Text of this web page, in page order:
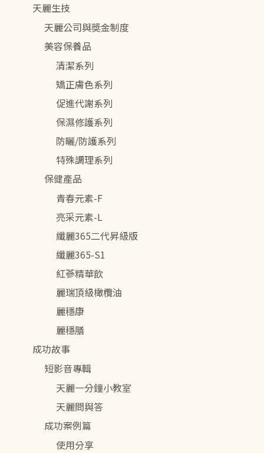
天麗生技
天麗公司與奬金制度
美容保養品
清潔系列
矯正膚色系列
促進代謝系列
保濕修護系列
防曬/防護系列
特殊調理系列
保健產品
青春元素-F
亮采元素-L
纖麗365二代昇級版
纖麗365-S1
紅蔘精華飲
麗瑞頂級橄欖油
麗穩康
麗穩膳
成功故事
短影音專輯
天麗一分鐘小教室
天麗問與答
成功案例篇
使用分享